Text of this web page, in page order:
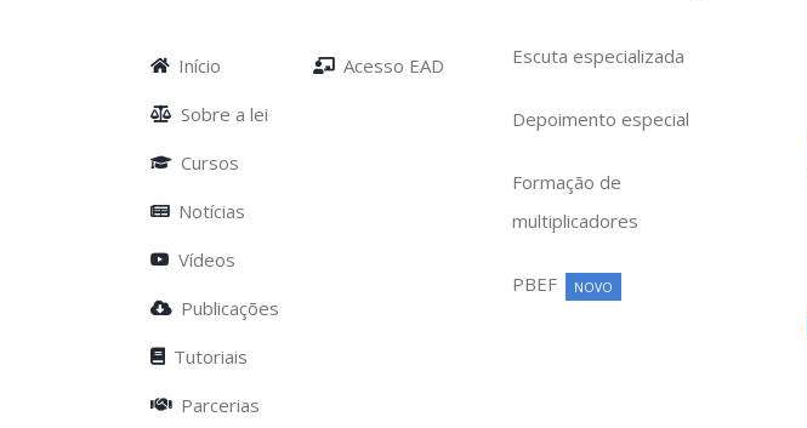
Início
Sobre a lei
Cursos
Notícias
Vídeos
Publicações
Tutoriais
Parcerias
Acesso EAD Escuta especializada
Depoimento especial
Formação de
multiplicadores
PBEF NOVO